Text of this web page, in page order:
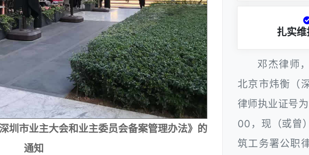
圳市业主大会和业主委员会备案管理办法》的
通知
扎实
邓杰律师
北京市炜衡（
律师执业证号
00，现（或曾
筑工务署公职